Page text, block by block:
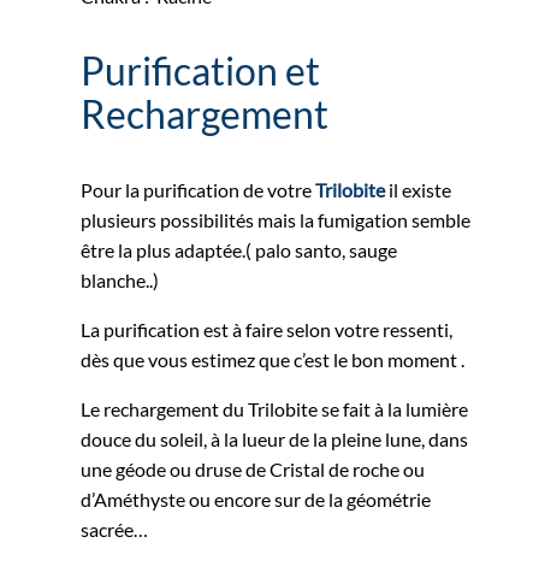
Purification et
Rechargement
Pour la purification de votreTrilobiteil existe
plusieurs possibilités mais la fumigation semble
être la plus adaptée.( palo santo, sauge
blanche..)
La purification est à faire selon votre ressenti,
dès que vous estimez que c’est le bon moment .
Le rechargement du Trilobite se fait à la lumière
douce du soleil, à la lueur de la pleine lune, dans
une géode ou druse de Cristal de roche ou
d’Améthyste ou encore sur de la géométrie
sacrée…